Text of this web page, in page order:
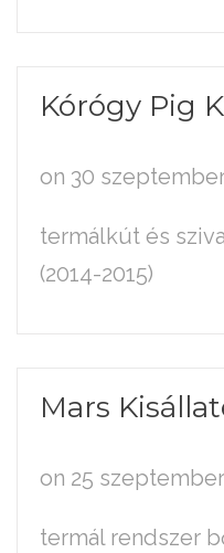
Kórógy Pig
on 30
termálkút és
(2014-2015)
Mars
on 25
termál rendszer